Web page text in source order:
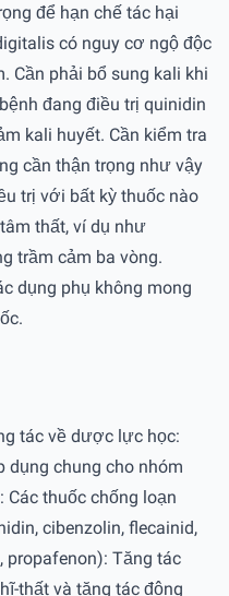
để hạn chế tác hại
có nguy cơ ngộ độc
Cần phải bổ sung kali khi
đang điều trị quinidin
kali huyết. Cần kiểm tra
cần thận trọng như vậy
trị với bất kỳ thuốc nào
thất, ví dụ như
trầm cảm ba vòng.
dụng phụ không mong
tác về dược lực học:
chung cho nhóm
Các thuốc chống loạn
cibenzolin, flecainid,
propafenon): Tăng tác
thất và tăng tác động